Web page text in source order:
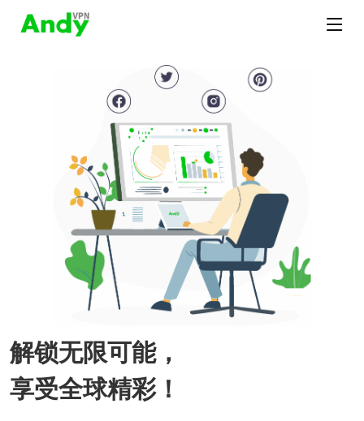
解锁无限可能，
享受全球精彩！